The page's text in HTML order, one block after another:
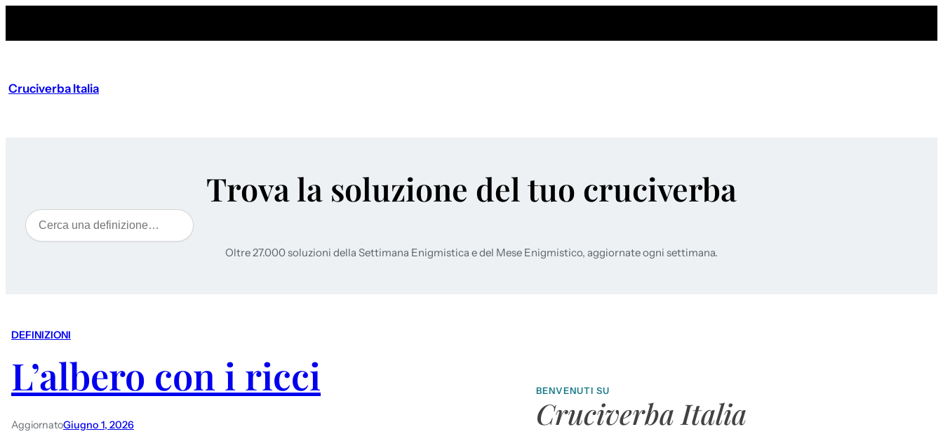
Cruciverba Italia
Trova la soluzione del tuo cruciverba
Cerca
Oltre 27.000 soluzioni della Settimana Enigmistica e del Mese Enigmistico, aggiornate ogni settimana.
DEFINIZIONI
L’albero con i ricci
AggiornatoGiugno 1, 2026
BENVENUTI SU
Cruciverba Italia